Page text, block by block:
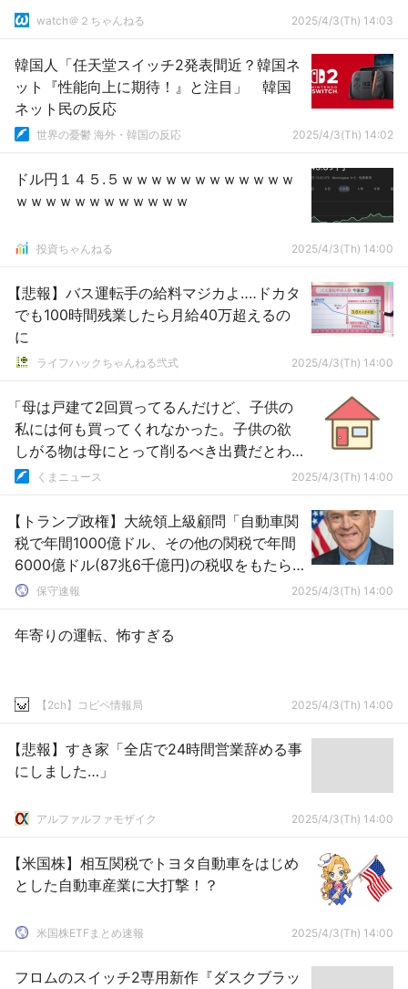
watch＠２ちゃんねる 2025/4/3(Th) 14:03
韓国人「任天堂スイッチ2発表間近？韓国ネ
ット『性能向上に期待！』と注目」 韓国
ネット民の反応
世界の憂鬱 海外・韓国の反応 2025/4/3(Th) 14:02
ドル円１４５.５ｗｗｗｗｗｗｗｗｗｗｗｗ
ｗｗｗｗｗｗｗｗｗｗｗｗ
投資ちゃんねる 2025/4/3(Th) 14:00
【悲報】バス運転手の給料マジカよ‥‥ドカタ
でも100時間残業したら月給40万超えるの
に
ライフハックちゃんねる弐式 2025/4/3(Th) 14:00
「母は戸建て2回買ってるんだけど、子供の
私には何も買ってくれなかった。子供の欲
しがる物は母にとって削るべき出費だとわ
かって悲しい」
くまニュース 2025/4/3(Th) 14:00
【トランプ政権】大統領上級顧問「自動車関
税で年間1000億ドル、その他の関税で年間
6000億ドル(87兆6千億円)の税収をもたら
す」と述べる
保守速報 2025/4/3(Th) 14:00
年寄りの運転、怖すぎる
【2ch】コピペ情報局 2025/4/3(Th) 14:00
【悲報】すき家「全店で24時間営業辞める事
にしました…」
アルファルファモザイク 2025/4/3(Th) 14:00
【米国株】相互関税でトヨタ自動車をはじめ
とした自動車産業に大打撃！？
米国株ETFまとめ速報 2025/4/3(Th) 14:00
フロムのスイッチ2専用新作『ダスクブラッ